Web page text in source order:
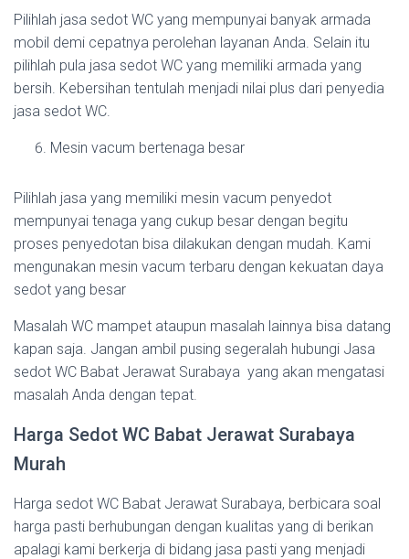
Pilihlah jasa sedot WC yang mempunyai banyak armada
mobil demi cepatnya perolehan layanan Anda. Selain itu
pilihlah pula jasa sedot WC yang memiliki armada yang
bersih. Kebersihan tentulah menjadi nilai plus dari penyedia
jasa sedot WC.
Mesin vacum bertenaga besar
Pilihlah jasa yang memiliki mesin vacum penyedot
mempunyai tenaga yang cukup besar dengan begitu
proses penyedotan bisa dilakukan dengan mudah. Kami
mengunakan mesin vacum terbaru dengan kekuatan daya
sedot yang besar
Masalah WC mampet ataupun masalah lainnya bisa datang
kapan saja. Jangan ambil pusing segeralah hubungi Jasa
sedot WC Babat Jerawat Surabaya yang akan mengatasi
masalah Anda dengan tepat.
Harga Sedot WC Babat Jerawat Surabaya
Murah
Harga sedot WC Babat Jerawat Surabaya, berbicara soal
harga pasti berhubungan dengan kualitas yang di berikan
apalagi kami berkerja di bidang jasa pasti yang menjadi